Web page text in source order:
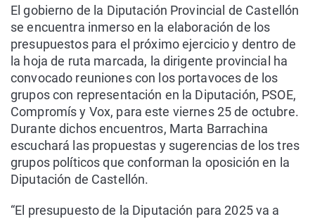
El gobierno de la Diputación Provincial de Castellón
se encuentra inmerso en la elaboración de los
presupuestos para el próximo ejercicio y dentro de
la hoja de ruta marcada, la dirigente provincial ha
convocado reuniones con los portavoces de los
grupos con representación en la Diputación, PSOE,
Compromís y Vox, para este viernes 25 de octubre.
Durante dichos encuentros, Marta Barrachina
escuchará las propuestas y sugerencias de los tres
grupos políticos que conforman la oposición en la
Diputación de Castellón.
“El presupuesto de la Diputación para 2025 va a